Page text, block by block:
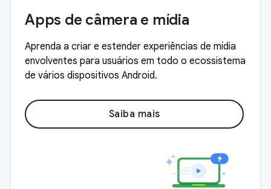
Apps de câmera e mídia
Aprenda a criar e estender experiências de mídia
envolventes para usuários em todo o ecossistema
de vários dispositivos Android.
Saiba mais